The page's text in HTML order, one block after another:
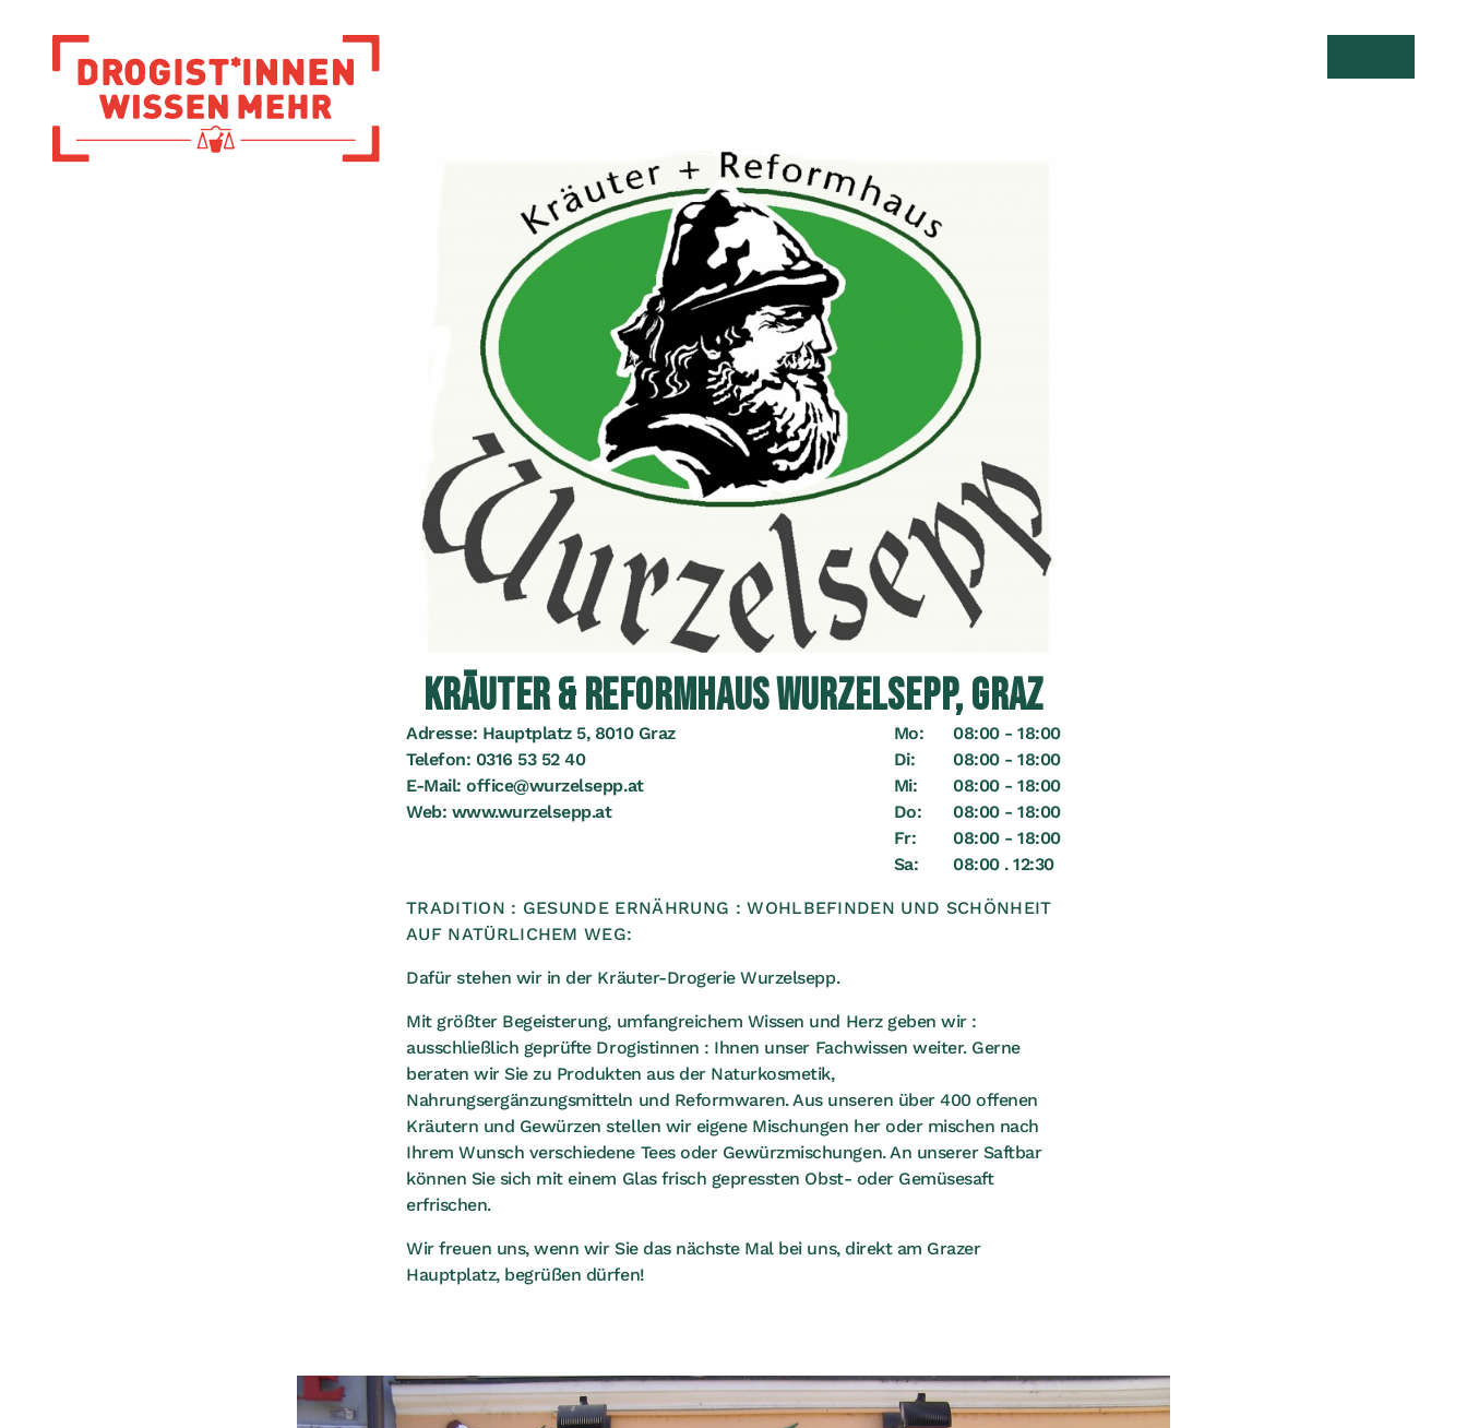
Zur Startseite
KRÄUTER & REFORMHAUS WURZELSEPP, GRAZ
Adresse: Hauptplatz 5, 8010 Graz
Telefon: 0316 53 52 40
E-Mail:office@wurzelsepp.at
Web: www.wurzelsepp.at
Mo:
08:00 - 18:00
Di:
08:00 - 18:00
Mi:
08:00 - 18:00
Do:
08:00 - 18:00
Fr:
08:00 - 18:00
Sa:
08:00 . 12:30
TRADITION : GESUNDE ERNÄHRUNG : WOHLBEFINDEN UND SCHÖNHEIT
AUF NATÜRLICHEM WEG:
Dafür stehen wir in der Kräuter-Drogerie Wurzelsepp.
Mit größter Begeisterung, umfangreichem Wissen und Herz geben wir :
ausschließlich geprüfte Drogistinnen : Ihnen unser Fachwissen weiter. Gerne
beraten wir Sie zu Produkten aus der Naturkosmetik,
Nahrungsergänzungsmitteln und Reformwaren. Aus unseren über 400 offenen
Kräutern und Gewürzen stellen wir eigene Mischungen her oder mischen nach
Ihrem Wunsch verschiedene Tees oder Gewürzmischungen. An unserer Saftbar
können Sie sich mit einem Glas frisch gepressten Obst- oder Gemüsesaft
erfrischen.
Wir freuen uns, wenn wir Sie das nächste Mal bei uns, direkt am Grazer
Hauptplatz, begrüßen dürfen!